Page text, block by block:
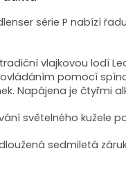
série P nabízí
je tradiční vlajkovou
pomocí
Napájena je čtyřmi
světelného kužele
sedmiletá